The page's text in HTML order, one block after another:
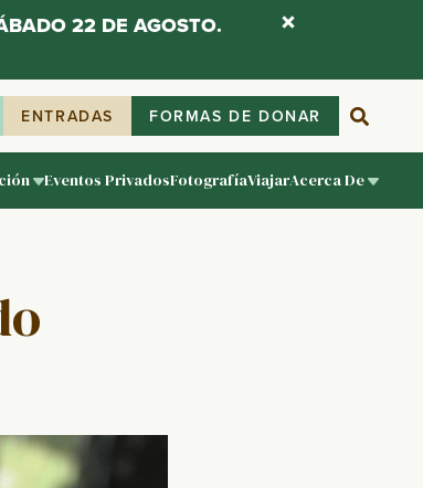
ENTRADAS FORMAS DE DONAR
Eventos PrivadosFotografíaViajarAcerca De
22 DE AGOSTO.